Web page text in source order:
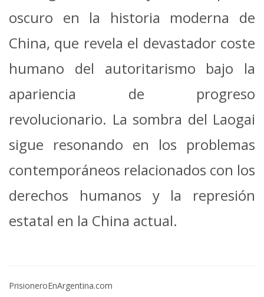
oscuro en la historia moderna de
China, que revela el devastador coste
humano del autoritarismo bajo la
apariencia de progreso
revolucionario. La sombra del Laogai
sigue resonando en los problemas
contemporáneos relacionados con los
derechos humanos y la represión
estatal en la China actual.
PrisioneroEnArgentina.com